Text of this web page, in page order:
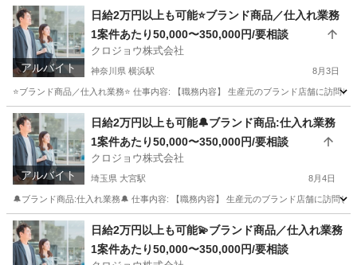
アルバイト
日給2万円以上も可能⭐️ブランド商品／仕入れ業務
1案件あたり50,000〜350,000円/要相談
クロジョウ株式会社
神奈川県 横浜駅 8月3日
⭐️ブランド商品／仕入れ業務⭐️ 仕事内容: 【職務内容】 生産元のブランド店舗に訪問
神奈川 横浜市 横浜駅 その他 仕入れ
アルバイト
日給2万円以上も可能🔔ブランド商品:仕入れ業務
1案件あたり50,000〜350,000円/要相談
クロジョウ株式会社
埼玉県 大宮駅 8月4日
🔔ブランド商品:仕入れ業務🔔 仕事内容: 【職務内容】 生産元のブランド店舗に訪問
埼玉 さいたま市 大宮駅 その他 仕入れ
日給2万円以上も可能💫ブランド商品／仕入れ業務
1案件あたり50,000〜350,000円/要相談